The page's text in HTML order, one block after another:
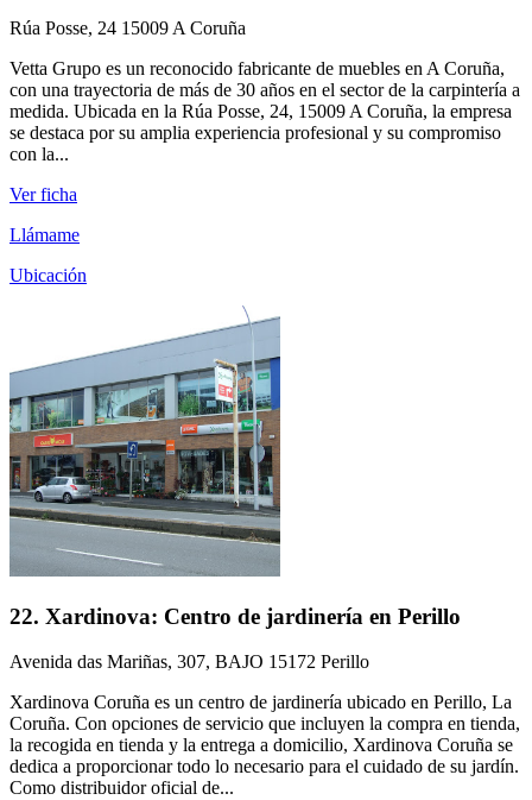
Rúa Posse, 24 15009 A Coruña
Vetta Grupo es un reconocido fabricante de muebles en A Coruña,
con una trayectoria de más de 30 años en el sector de la carpintería a
medida. Ubicada en la Rúa Posse, 24, 15009 A Coruña, la empresa
se destaca por su amplia experiencia profesional y su compromiso
con la...
Ver ficha
Llámame
Ubicación
22. Xardinova: Centro de jardinería en Perillo
Avenida das Mariñas, 307, BAJO 15172 Perillo
Xardinova Coruña es un centro de jardinería ubicado en Perillo, La
Coruña. Con opciones de servicio que incluyen la compra en tienda,
la recogida en tienda y la entrega a domicilio, Xardinova Coruña se
dedica a proporcionar todo lo necesario para el cuidado de su jardín.
Como distribuidor oficial de...